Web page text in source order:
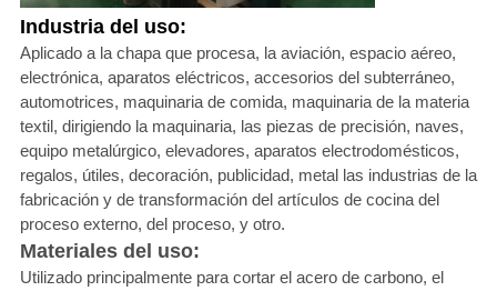
Industria del uso:
Aplicado a la chapa que procesa, la aviación, espacio aéreo,
electrónica, aparatos eléctricos, accesorios del subterráneo,
automotrices, maquinaria de comida, maquinaria de la materia
textil, dirigiendo la maquinaria, las piezas de precisión, naves,
equipo metalúrgico, elevadores, aparatos electrodomésticos,
regalos, útiles, decoración, publicidad, metal las industrias de la
fabricación y de transformación del artículos de cocina del
proceso externo, del proceso, y otro.
Materiales del uso:
Utilizado principalmente para cortar el acero de carbono, el